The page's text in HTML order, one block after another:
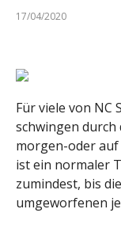
17/04/2020
Für viele von NC
schwingen
morgen-oder auf
ist ein normaler
zumindest, bis
umgeworfenen